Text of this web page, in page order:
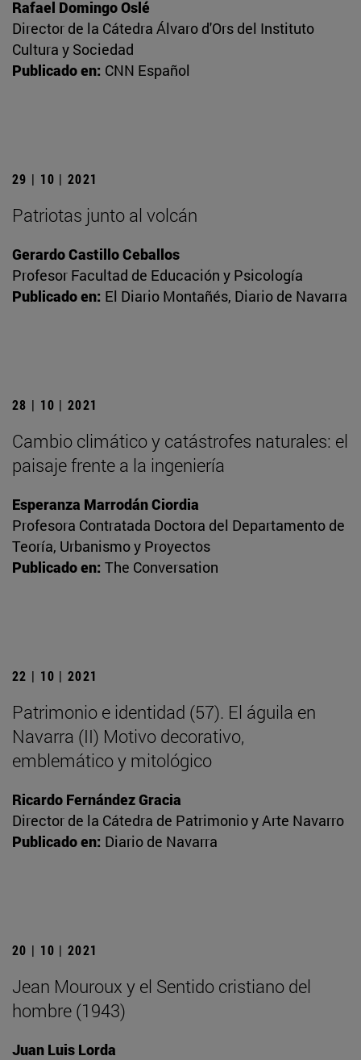
Rafael Domingo Oslé
Director de la Cátedra Álvaro d'Ors del Instituto
Cultura y Sociedad
Publicado en: CNN Español
29 | 10 | 2021
Patriotas junto al volcán
Gerardo Castillo Ceballos
Profesor Facultad de Educación y Psicología
Publicado en: El Diario Montañés, Diario de Navarra
28 | 10 | 2021
Cambio climático y catástrofes naturales: el
paisaje frente a la ingeniería
Esperanza Marrodán Ciordia
Profesora Contratada Doctora del Departamento de
Teoría, Urbanismo y Proyectos
Publicado en: The Conversation
22 | 10 | 2021
Patrimonio e identidad (57). El águila en
Navarra (II) Motivo decorativo,
emblemático y mitológico
Ricardo Fernández Gracia
Director de la Cátedra de Patrimonio y Arte Navarro
Publicado en: Diario de Navarra
20 | 10 | 2021
Jean Mouroux y el Sentido cristiano del
hombre (1943)
Juan Luis Lorda